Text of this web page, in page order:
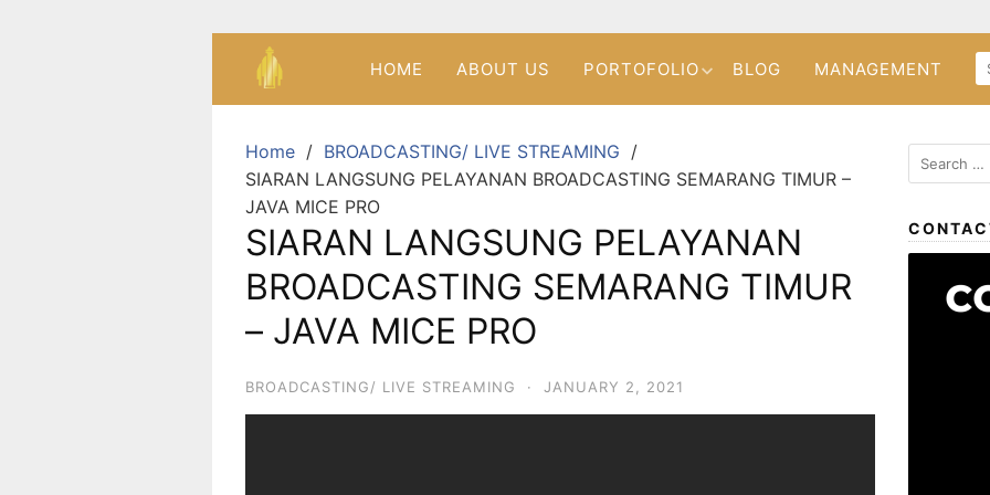
HOME ABOUT US PORTOFOLIO BLOG MANAGEMENT
Home
BROADCASTING/ LIVE STREAMING
SIARAN LANGSUNG PELAYANAN BROADCASTING SEMARANG TIMUR –
JAVA MICE PRO
SIARAN LANGSUNG PELAYANAN
BROADCASTING SEMARANG TIMUR
– JAVA MICE PRO
BROADCASTING/ LIVE STREAMING · JANUARY 2, 2021